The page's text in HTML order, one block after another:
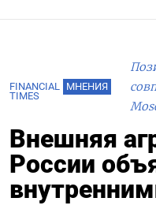
FINANCIAL
TIMES
МНЕНИЯ
Внешняя
России